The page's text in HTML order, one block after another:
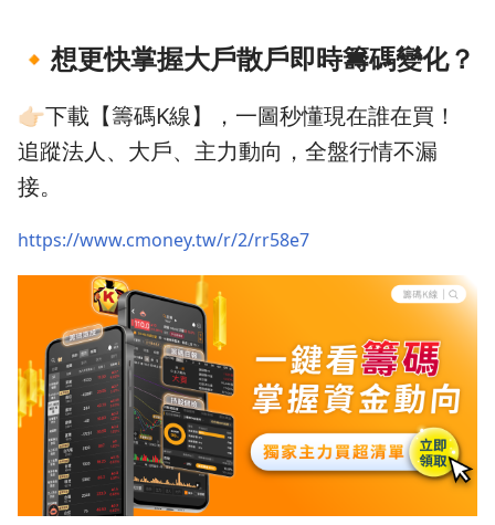
🔸 想更快掌握大戶散戶即時籌碼變化？
👉🏻下載【籌碼K線】，一圖秒懂現在誰在買！
追蹤法人、大戶、主力動向，全盤行情不漏
接。
https://www.cmoney.tw/r/2/rr58e7